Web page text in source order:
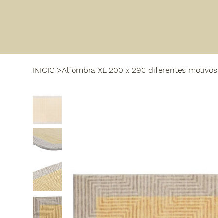
INICIO >Alfombra XL 200 x 290 diferentes motivos